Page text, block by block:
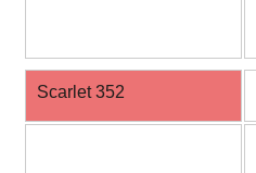
Scarlet 352